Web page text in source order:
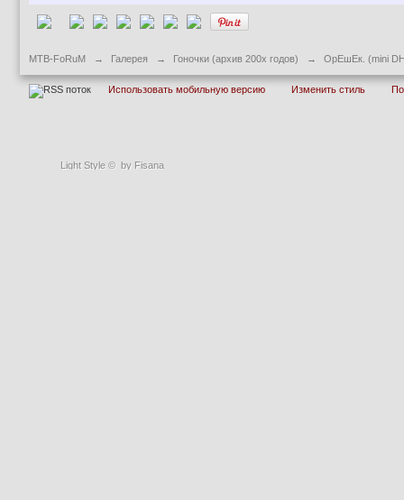
Light Style © by Fisana
MTB-FoRuM → Галерея → Гоночки (архив 200х годов) → ОрЕшЕк. (mini
Использовать мобильную версию Изменить стиль